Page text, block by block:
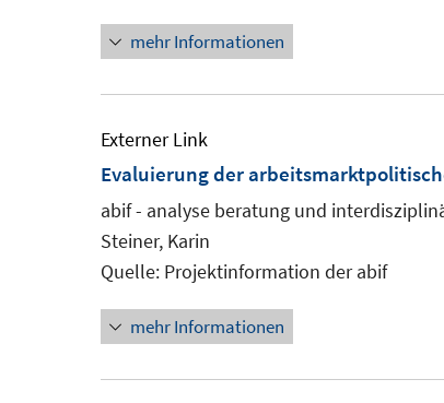
mehr Informationen
Externer Link
Evaluierung der
abif - analyse beratung und
Steiner, Karin
Quelle: Projektinformation der abif
mehr Informationen